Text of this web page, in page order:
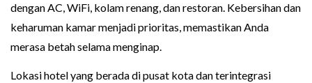
dengan AC, WiFi, kolam renang, dan restoran. Kebersihan dan
keharuman kamar menjadi prioritas, memastikan Anda
merasa betah selama menginap.
Lokasi hotel yang berada di pusat kota dan terintegrasi